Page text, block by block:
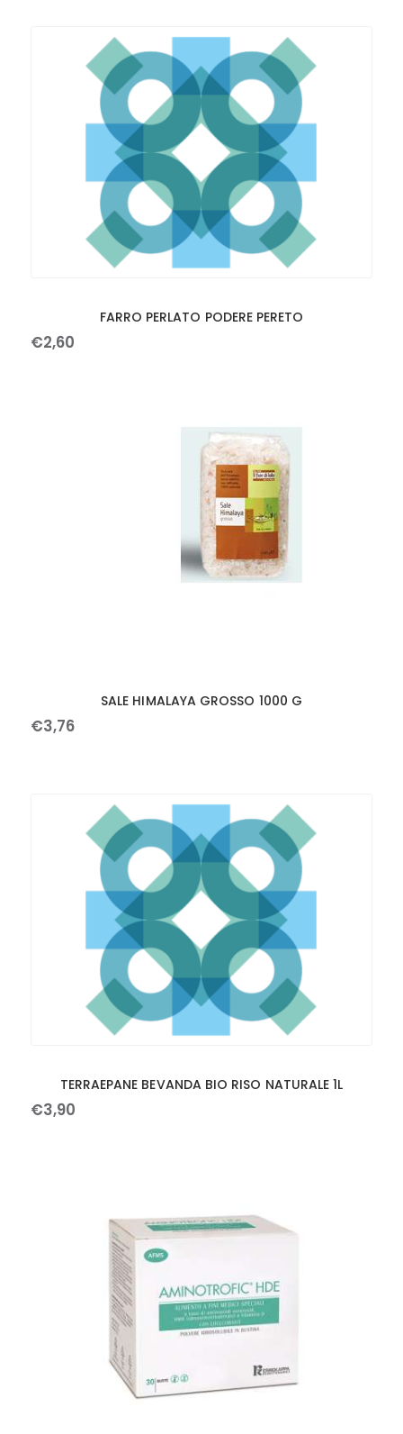
FARRO PERLATO PODERE PERETO
€2,60
SALE HIMALAYA GROSSO 1000 G
€3,76
TERRAEPANE BEVANDA BIO RISO NATURALE 1L
€3,90